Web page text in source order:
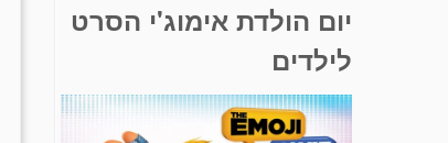
יום הולדת אימוג'י הסרט
לילדים